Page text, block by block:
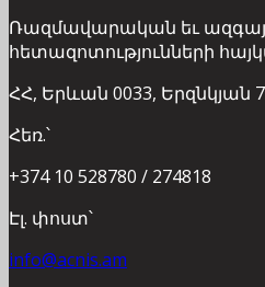
Ռազմավարական եւ
հետազոտությունների
ՀՀ, Երևան 0033, Երզնկյան
Հեռ.՝
+374 10 528780 / 274818
Էլ. փոստ՝
info@acnis.am